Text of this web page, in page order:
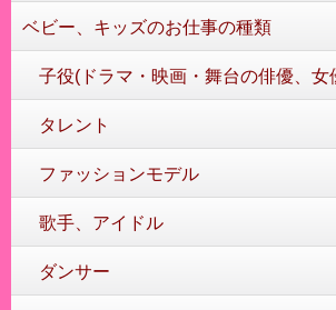
ベビー、キッズのお仕事の種類
子役(ドラマ・映画・舞台の俳優、女
タレント
ファッションモデル
歌手、アイドル
ダンサー